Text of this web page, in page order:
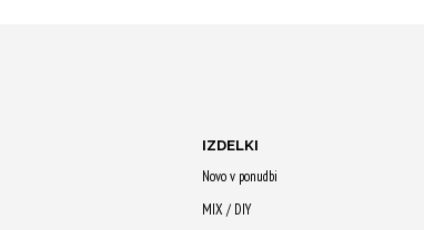
IZDELKI
Novo v ponudbi
MIX / DIY